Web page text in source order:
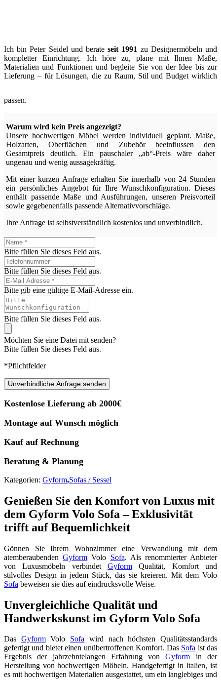
Ich bin Peter Seidel und berateseit 1991 zu Designermöbeln und
kompletter Einrichtung. Ich höre zu, plane mit Ihnen Maße,
Materialien und Funktionen und begleite Sie von der Idee bis zur
Lieferung – für Lösungen, die zu Raum, Stil und Budget wirklich
passen.
Warum wird kein Preis angezeigt?
Unsere hochwertigen Möbel werden individuell geplant. Maße,
Holzarten, Oberflächen und Zubehör beeinflussen den
Gesamtpreis deutlich. Ein pauschaler „ab“-Preis wäre daher
ungenau und wenig aussagekräftig.
Mit einer kurzen Anfrage erhalten Sie innerhalb von 24 Stunden
ein persönliches Angebot für Ihre Wunschkonfiguration. Dieses
enthält passende Maße und Ausführungen, unseren Preisvorteil
sowie gegebenenfalls passende Alternativvorschläge.
Ihre Anfrage ist selbstverständlich kostenlos und unverbindlich.
Bitte füllen Sie dieses Feld aus.
Bitte füllen Sie dieses Feld aus.
Bitte gib eine gültige E-Mail-Adresse ein.
Bitte füllen Sie dieses Feld aus.
Möchten Sie eine Datei mit senden?
Bitte füllen Sie dieses Feld aus.
*Pflichtfelder
Unverbindliche Anfrage senden
Kostenlose Lieferung ab 2000€
Montage auf Wunsch möglich
Kauf auf Rechnung
Beratung & Planung
Kategorien: Gyform,Sofas / Sessel
Genießen Sie den Komfort von Luxus mit
dem Gyform Volo Sofa – Exklusivität
trifft auf Bequemlichkeit
Gönnen Sie Ihrem Wohnzimmer eine Verwandlung mit dem
atemberaubendenGyform Volo Sofa. Als renommierter Anbieter
von Luxusmöbeln verbindet Gyform Qualität, Komfort und
stilvolles Design in jedem Stück, das sie kreieren. Mit dem Volo
Sofa beweisen sie dies auf eindrucksvolle Weise.
Unvergleichliche Qualität und
Handwerkskunst im Gyform Volo Sofa
Das GyformVolo Sofa wird nach höchsten Qualitätsstandards
gefertigt und bietet einen unübertroffenen Komfort. Das Sofa ist das
Ergebnis der jahrzehntelangen Erfahrung vonGyform in der
Herstellung von hochwertigen Möbeln. Handgefertigt in Italien, ist
es mit hochwertigen Materialien ausgestattet, um ein langlebiges und